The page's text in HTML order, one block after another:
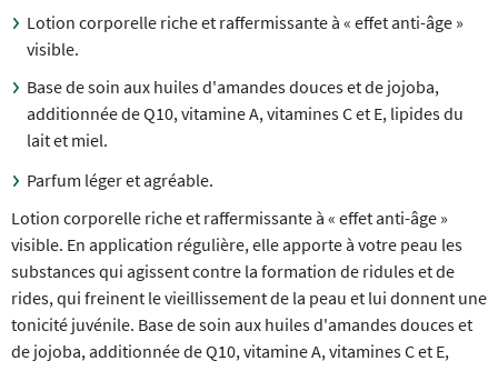
Lotion corporelle riche et raffermissante à « effet anti-âge »
visible.
Base de soin aux huiles d'amandes douces et de jojoba,
additionnée de Q10, vitamine A, vitamines C et E, lipides du
lait et miel.
Parfum léger et agréable.
Lotion corporelle riche et raffermissante à « effet anti-âge »
visible. En application régulière, elle apporte à votre peau les
substances qui agissent contre la formation de ridules et de
rides, qui freinent le vieillissement de la peau et lui donnent une
tonicité juvénile. Base de soin aux huiles d'amandes douces et
de jojoba, additionnée de Q10, vitamine A, vitamines C et E,